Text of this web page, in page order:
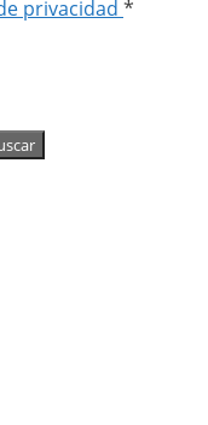
privacidad *